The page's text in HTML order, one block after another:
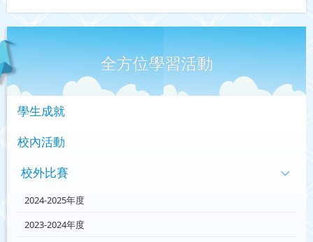
全方位學習活動
學生成就
校內活動
校外比賽
2024-2025年度
2023-2024年度